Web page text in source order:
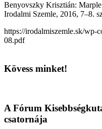
Benyovszky Krisztián:
Irodalmi Szemle, 2016, 7–8.
https://irodalmiszemle.sk/wp-
08.pdf
Kövess minket!
A Fórum
csatornája